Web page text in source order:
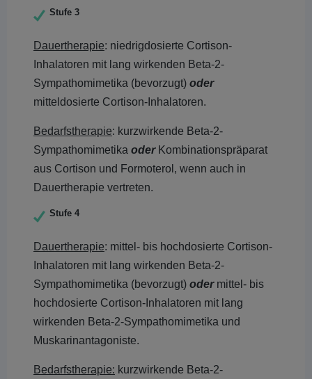
Stufe 3
Dauertherapie: niedrigdosierte Cortison-
Inhalatoren mit lang wirkenden Beta-2-
Sympathomimetika (bevorzugt) oder
mitteldosierte Cortison-Inhalatoren.
Bedarfstherapie: kurzwirkende Beta-2-
Sympathomimetika oderKombinationspräparat
aus Cortison und Formoterol, wenn auch in
Dauertherapie vertreten.
Stufe 4
Dauertherapie: mittel- bis hochdosierte Cortison-
Inhalatoren mit lang wirkenden Beta-2-
Sympathomimetika (bevorzugt) odermittel- bis
hochdosierte Cortison-Inhalatoren mit lang
wirkenden Beta-2-Sympathomimetika und
Muskarinantagoniste.
Bedarfstherapie: kurzwirkende Beta-2-